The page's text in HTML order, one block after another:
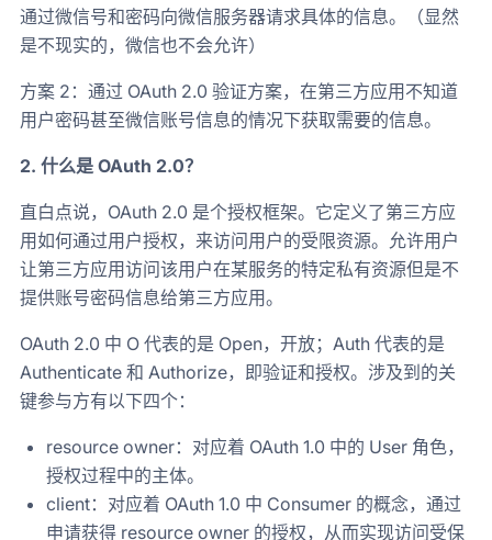
通过微信号和密码向微信服务器请求具体的信息。（显然
是不现实的，微信也不会允许）
方案 2：通过 OAuth 2.0 验证方案，在第三方应用不知道
用户密码甚至微信账号信息的情况下获取需要的信息。
2. 什么是 OAuth 2.0？
直白点说，OAuth 2.0 是个授权框架。它定义了第三方应
用如何通过用户授权，来访问用户的受限资源。允许用户
让第三方应用访问该用户在某服务的特定私有资源但是不
提供账号密码信息给第三方应用。
OAuth 2.0 中 O 代表的是 Open，开放；Auth 代表的是
Authenticate 和 Authorize，即验证和授权。涉及到的关
键参与方有以下四个：
resource owner：对应着 OAuth 1.0 中的 User 角色，
授权过程中的主体。
client：对应着 OAuth 1.0 中 Consumer 的概念，通过
申请获得 resource owner 的授权，从而实现访问受保